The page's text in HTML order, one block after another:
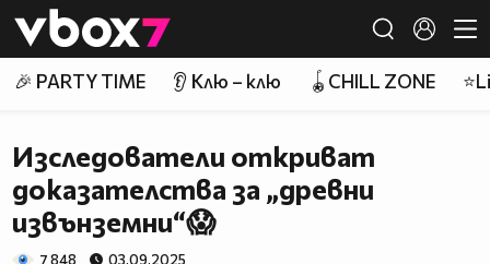
👾
🎉 PARTY TIME 👂 Клю – клю 🪀CHILL ZONE
Изследователи откриват
доказателства за „древни
извънземни“😱
7 848 03.09.2025